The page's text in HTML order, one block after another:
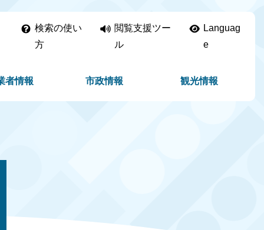
検索の使い
方
閲覧支援ツー
ル
Languag
e
者情報 市政情報 観光情報